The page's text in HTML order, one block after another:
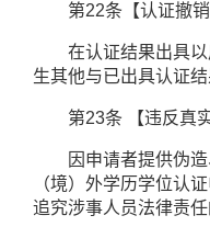
第22条【认证撤销
在认证结果出具以
生其他与已出具认证
第23条 【违反真
因申请者提供伪造
（境）外学历学位认
追究涉事人员法律责任